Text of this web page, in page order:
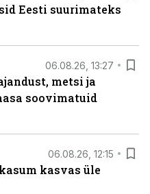
Eesti suurimateks
06.08.26, 13:27
metsi ja
soovimatuid
06.08.26, 12:15
kasvas üle